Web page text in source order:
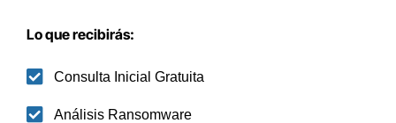
Lo que recibirás:
Consulta Inicial Gratuita
Análisis Ransomware